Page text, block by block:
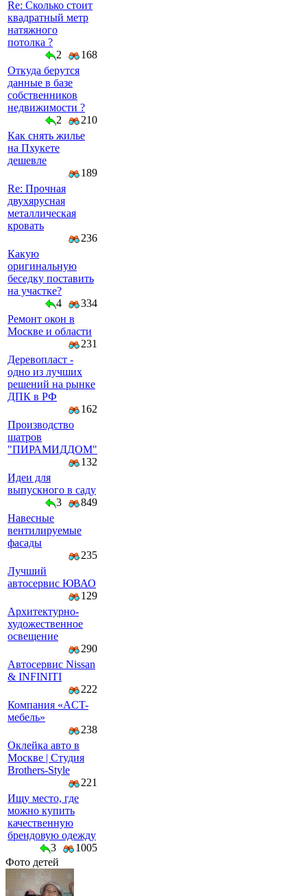
Re: Сколько стоит
квадратный метр
натяжного
потолка ?
2
168
Откуда берутся
данные в базе
собственников
недвижимости ?
2
210
Как снять жилье
на Пхукете
дешевле
189
Re: Прочная
двухярусная
металлическая
кровать
236
Какую
оригинальную
беседку поставить
на участке?
4
334
Ремонт окон в
Москве и области
231
Деревопласт -
одно из лучших
решений на рынке
ДПК в РФ
162
Производство
шатров
"ПИРАМИДДОМ"
132
Идеи для
выпускного в саду
3
849
Навесные
вентилируемые
фасады
235
Лучший
автосервис ЮВАО
129
Архитектурно-
художественное
освещение
290
Автосервис Nissan
& INFINITI
222
Компaния «AСT-
мeбeль»
238
Оклейка авто в
Москве | Студия
Brothers-Style
221
Ищу место, где
можно купить
качественную
брендовую одежду
3
1005
Фото детей